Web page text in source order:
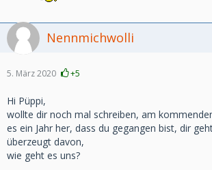
Nennmichwolli
5. März 2020 +5
Hi Püppi,
wollte dir noch mal schreiben, am
es ein Jahr her, dass du gegangen bist, dir
überzeugt davon,
wie geht es uns?